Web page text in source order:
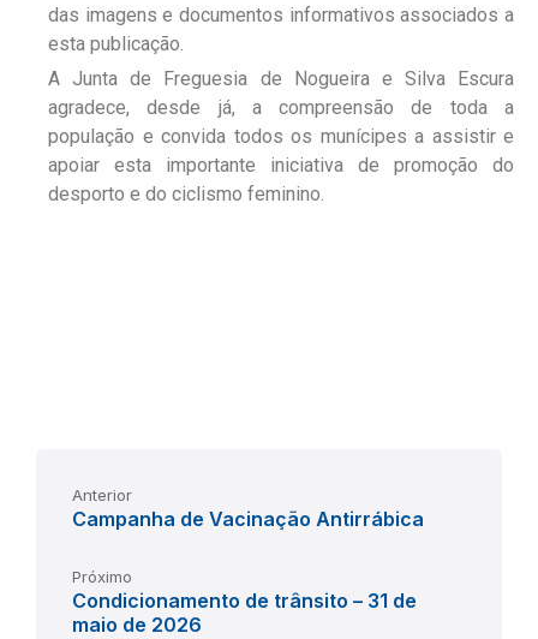
das imagens e documentos informativos associados a
esta publicação.
A Junta de Freguesia de Nogueira e Silva Escura
agradece, desde já, a compreensão de toda a
população e convida todos os munícipes a assistir e
apoiar esta importante iniciativa de promoção do
desporto e do ciclismo feminino.
Anterior
Campanha de Vacinação Antirrábica
Próximo
Condicionamento de trânsito – 31 de
maio de 2026